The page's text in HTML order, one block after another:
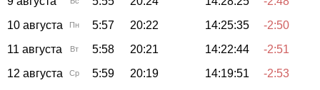
10 августа
Пн 5:57 20:22 14:25:35
-2:50
11 августа
Вт 5:58 20:21 14:22:44
-2:51
12 августа
Ср 5:59 20:19 14:19:51
-2:53